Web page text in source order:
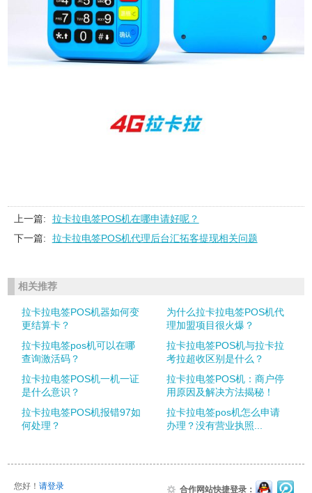
上一篇:
拉卡拉电签POS机在哪申请好呢？
下一篇:
拉卡拉电签POS机代理后台汇拓客提现相关问题
相关推荐
拉卡拉电签POS机器如何变
更结算卡？
为什么拉卡拉电签POS机代
理加盟项目很火爆？
拉卡拉电签pos机可以在哪
查询激活码？
拉卡拉电签POS机与拉卡拉
考拉超收区别是什么？
拉卡拉电签POS机一机一证
是什么意识？
拉卡拉电签POS机：商户停
用原因及解决方法揭秘！
拉卡拉电签POS机报错97如
何处理？
拉卡拉电签pos机怎么申请
办理？没有营业执照...
您好！ 请登录 合作网站快捷登录：